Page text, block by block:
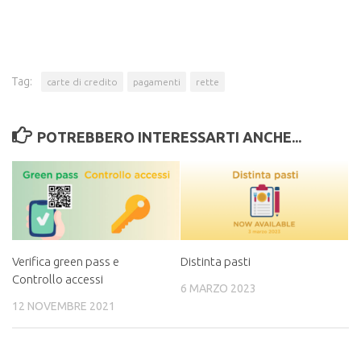
Tag: carte di credito pagamenti rette
POTREBBERO INTERESSARTI ANCHE...
Verifica green pass e
Controllo accessi
12 NOVEMBRE 2021
Distinta pasti
6 MARZO 2023